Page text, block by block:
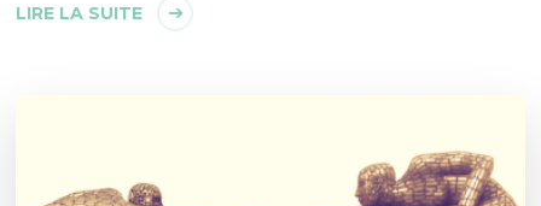
LIRE LA SUITE